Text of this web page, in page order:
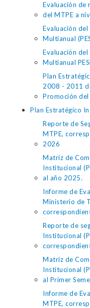
Evaluación de
del MTPE a
Evaluación
Multianual
Evaluación
Multianual
Plan
2008 - 2011
Promoción del
Plan Estratégico
Reporte de
MTPE,
2026
Matriz de
Institucional
al año 2025.
Informe de
Ministerio de
Reporte de
Institucional
Matriz de
Institucional
al Primer
Informe de
MTPE,